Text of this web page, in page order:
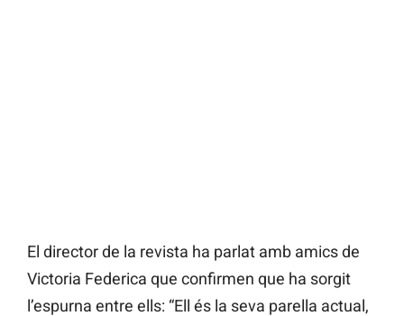
El director de la revista ha parlat amb amics de
Victoria Federica que confirmen que ha sorgit
l’espurna entre ells: “Ell és la seva parella actual,